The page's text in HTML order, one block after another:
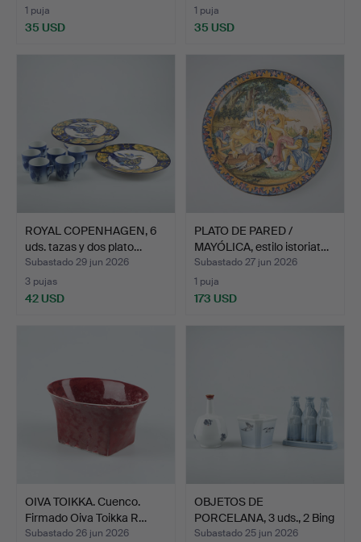
1 puja
35 USD
1 puja
35 USD
ROYAL COPENHAGEN, 6
uds. tazas y dos plato…
Subastado 29 jun 2026
3 pujas
42 USD
PLATO DE PARED /
MAYÓLICA, estilo istoriat…
Subastado 27 jun 2026
1 puja
173 USD
OIVA TOIKKA. Cuenco.
Firmado Oiva Toikka R…
Subastado 26 jun 2026
OBJETOS DE
PORCELANA, 3 uds., 2 Bing
& Grö…
Subastado 25 jun 2026